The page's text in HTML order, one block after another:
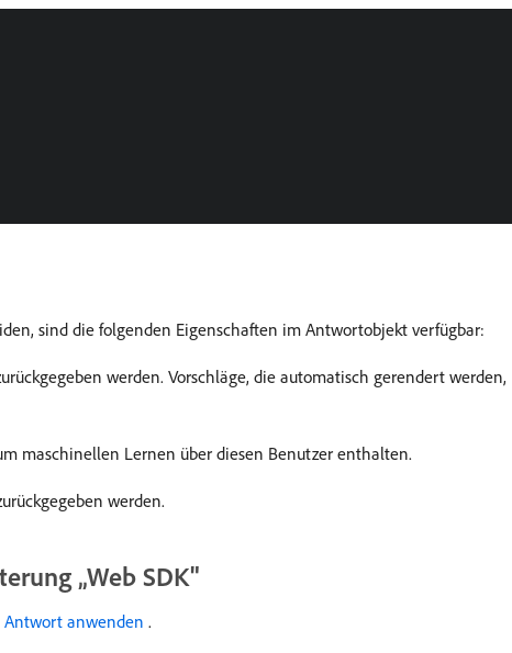
sind die folgenden Eigenschaften im Antwortobjekt verfügbar:
werden. Vorschläge, die automatisch gerendert werden,
maschinellen Lernen über diesen Benutzer enthalten.
werden.
„Web SDK"
Antwort anwenden .